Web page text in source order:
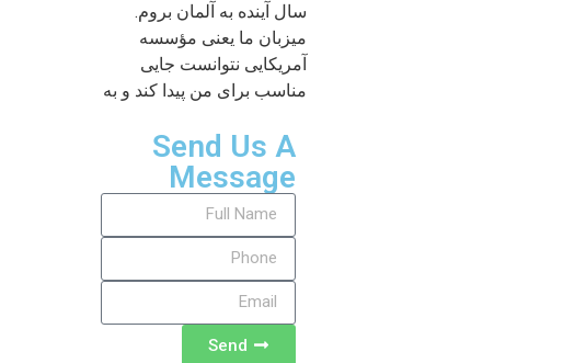
سال آینده به آلمان بروم.
میزبان ما یعنی مؤسسه
آمریکایی نتوانست جایی
مناسب برای من پیدا کند و به
Send Us A
Message
Send